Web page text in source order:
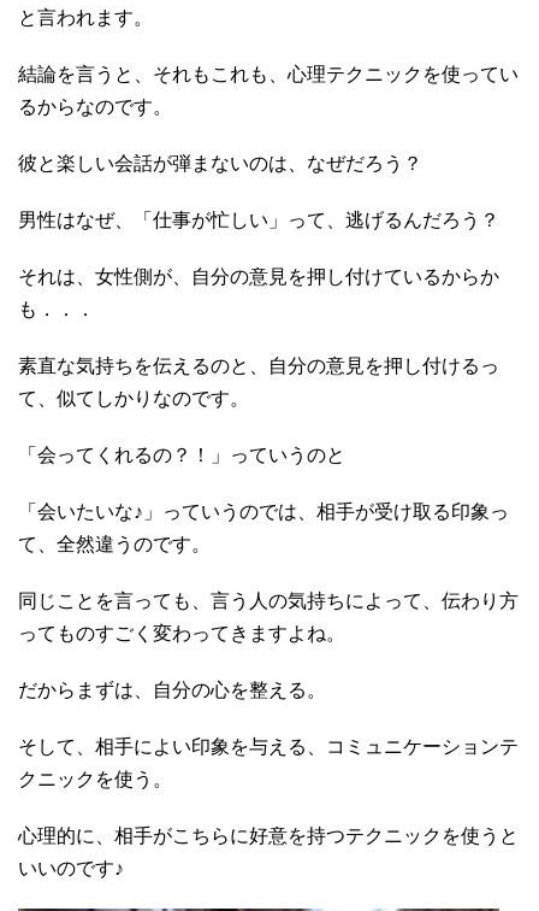
と言われます。
結論を言うと、それもこれも、心理テクニックを使ってい
るからなのです。
彼と楽しい会話が弾まないのは、なぜだろう？
男性はなぜ、「仕事が忙しい」って、逃げるんだろう？
それは、女性側が、自分の意見を押し付けているからか
も．．．
素直な気持ちを伝えるのと、自分の意見を押し付けるっ
て、似てしかりなのです。
「会ってくれるの？！」っていうのと
「会いたいな♪」っていうのでは、相手が受け取る印象っ
て、全然違うのです。
同じことを言っても、言う人の気持ちによって、伝わり方
ってものすごく変わってきますよね。
だからまずは、自分の心を整える。
そして、相手によい印象を与える、コミュニケーションテ
クニックを使う。
心理的に、相手がこちらに好意を持つテクニックを使うと
いいのです♪